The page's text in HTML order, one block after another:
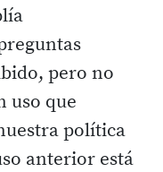
pero no
uso que
política
anterior está